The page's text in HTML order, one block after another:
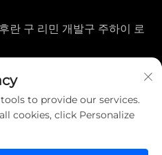
란 구 리민 개발구 주하이 로
to provide our services.
cookies, click Personalize